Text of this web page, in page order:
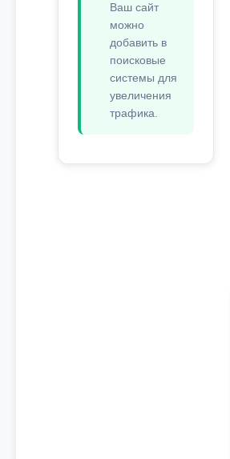
Ваш сайт
можно
добавить в
поисковые
системы для
увеличения
трафика.